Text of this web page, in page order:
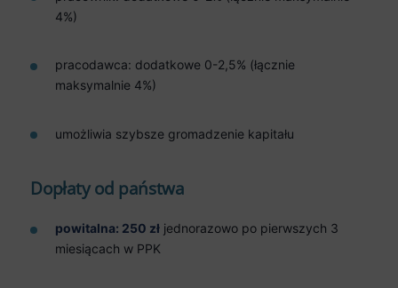
4%)
pracodawca: dodatkowe 0-2,5% (łącznie
maksymalnie 4%)
umożliwia szybsze gromadzenie kapitału
Dopłaty od państwa
powitalna: 250 zł jednorazowo po pierwszych 3
miesiącach w PPK